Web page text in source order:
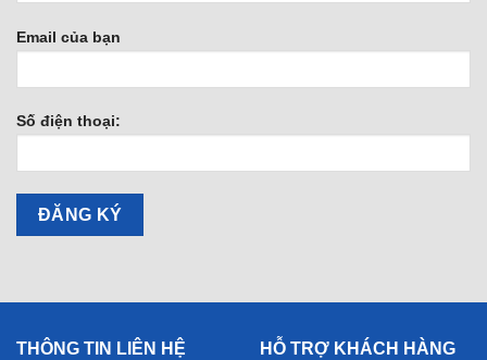
Email của bạn
Số điện thoại:
THÔNG TIN LIÊN HỆ HỖ TRỢ KHÁCH HÀNG